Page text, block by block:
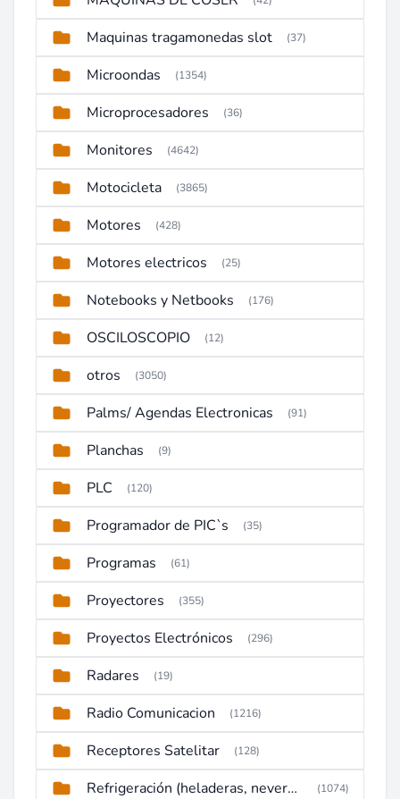
Maquinas tragamonedas slot (37)
Microondas (1354)
Microprocesadores (36)
Monitores (4642)
Motocicleta (3865)
Motores (428)
Motores electricos (25)
Notebooks y Netbooks (176)
OSCILOSCOPIO (12)
otros (3050)
Palms/ Agendas Electronicas (91)
Planchas (9)
PLC (120)
Programador de PIC`s (35)
Programas (61)
Proyectores (355)
Proyectos Electrónicos (296)
Radares (19)
Radio Comunicacion (1216)
Receptores Satelitar (128)
Refrigeración (heladeras, neveras, congeladores) (1074)